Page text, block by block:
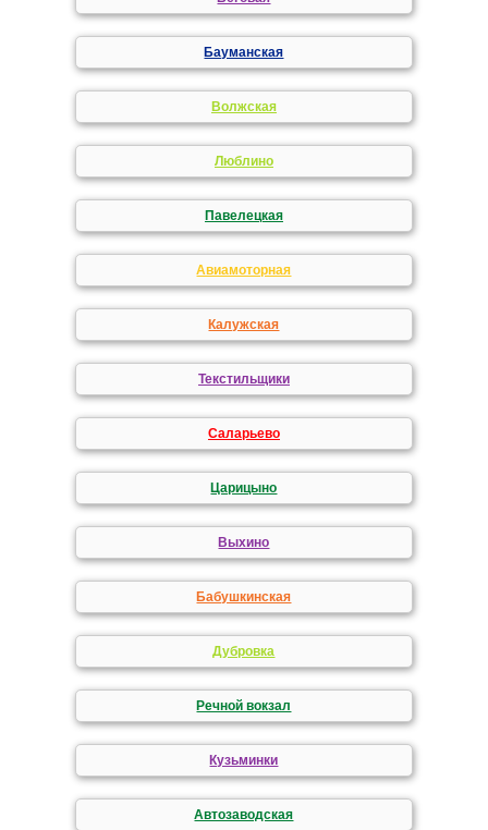
Бауманская
Волжская
Люблино
Павелецкая
Авиамоторная
Калужская
Текстильщики
Саларьево
Царицыно
Выхино
Бабушкинская
Дубровка
Речной вокзал
Кузьминки
Автозаводская